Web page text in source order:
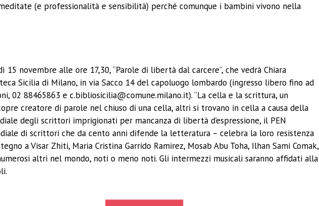
(e professionalità e sensibilità) perché comunque i bambini vivono nella
15 novembre alle ore 17,30, “Parole di libertà dal carcere”, che vedrà Chiara
Sicilia di Milano, in via Sacco 14 del capoluogo lombardo (ingresso libero fino ad
02 88465863 e c.bibliosicilia@comune.milano.it). “La cella e la scrittura, un
creatore di parole nel chiuso di una cella, altri si trovano in cella a causa della
degli scrittori imprigionati per mancanza di libertà d’espressione, il PEN
di scrittori che da cento anni difende la letteratura – celebra la loro resistenza
a Visar Zhiti, Maria Cristina Garrido Ramirez, Mosab Abu Toha, Ilhan Sami Comak,
altri nel mondo, noti o meno noti. Gli intermezzi musicali saranno affidati alla